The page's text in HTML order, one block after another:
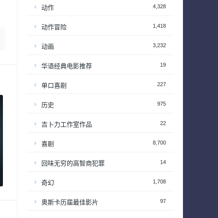
动作 4,328
动作冒险 1,418
动画 3,232
华语经典电影推荐 19
单口喜剧 227
历史 975
吉卜力工作室作品 22
喜剧 8,700
回味无穷的高智商犯罪 14
奇幻 1,708
奥斯卡历届最佳影片 97